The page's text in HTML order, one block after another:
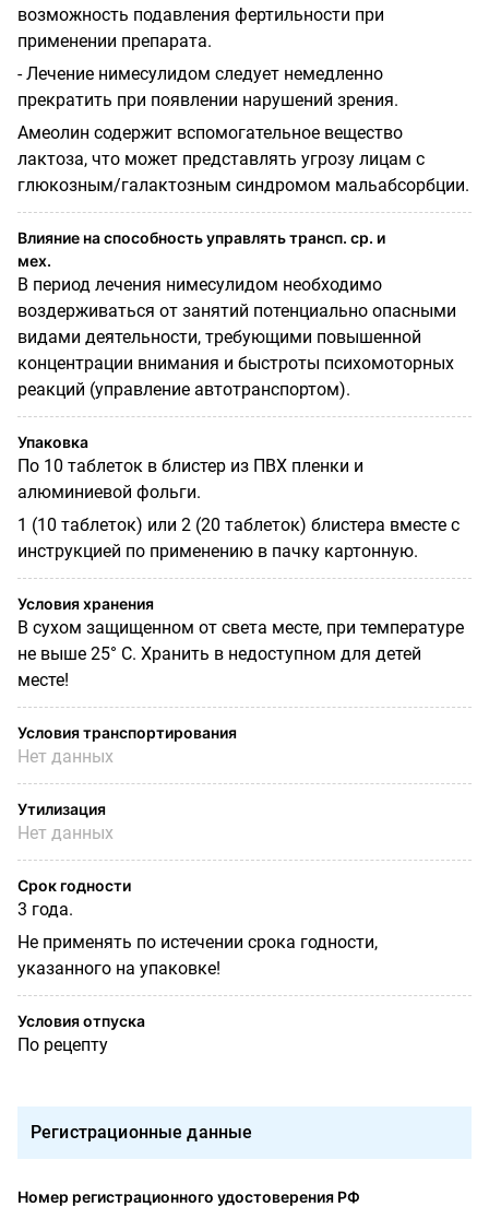
возможность подавления фертильности при
применении препарата.
- Лечение нимесулидом следует немедленно
прекратить при появлении нарушений зрения.
Амеолин содержит вспомогательное вещество
лактоза, что может представлять угрозу лицам с
глюкозным/галактозным синдромом мальабсорбции.
Влияние на способность управлять трансп. ср. и
мех.
В период лечения нимесулидом необходимо
воздерживаться от занятий потенциально опасными
видами деятельности, требующими повышенной
концентрации внимания и быстроты психомоторных
реакций (управление автотранспортом).
Упаковка
По 10 таблеток в блистер из ПВХ пленки и
алюминиевой фольги.
1 (10 таблеток) или 2 (20 таблеток) блистера вместе с
инструкцией по применению в пачку картонную.
Условия хранения
В сухом защищенном от света месте, при температуре
не выше 25° С. Хранить в недоступном для детей
месте!
Условия транспортирования
Нет данных
Утилизация
Нет данных
Срок годности
3 года.
Не применять по истечении срока годности,
указанного на упаковке!
Условия отпуска
По рецепту
Регистрационные данные
Номер регистрационного удостоверения РФ